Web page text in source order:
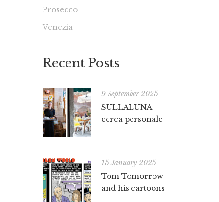
Prosecco
Venezia
Recent Posts
9 September 2025
SULLALUNA
cerca personale
15 January 2025
Tom Tomorrow
and his cartoons